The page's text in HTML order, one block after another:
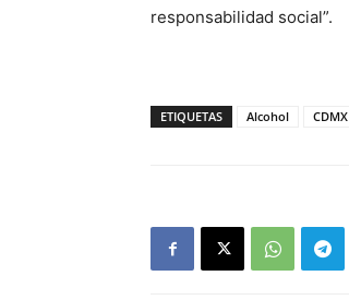
responsabilidad social”.
ETIQUETAS Alcohol CDMX